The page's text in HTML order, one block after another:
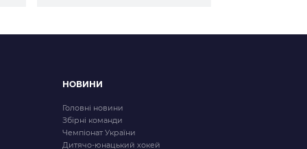
НОВИНИ
Головні новини
Збірні команди
Чемпіонат України
Дитячо-юнацький хокей